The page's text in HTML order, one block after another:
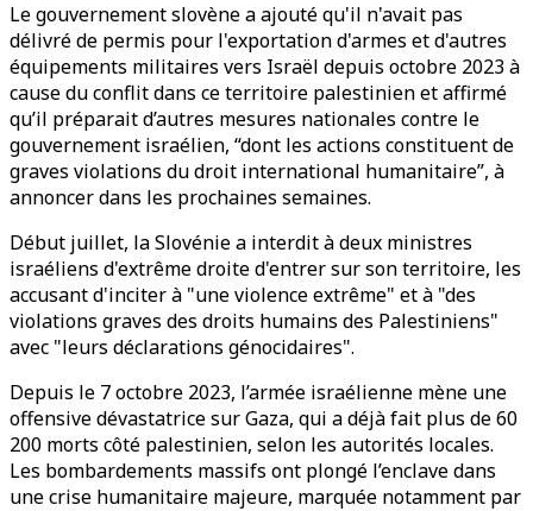
Le gouvernement slovène a ajouté qu'il n'avait pas
délivré de permis pour l'exportation d'armes et d'autres
équipements militaires vers Israël depuis octobre 2023 à
cause du conflit dans ce territoire palestinien et affirmé
qu’il préparait d’autres mesures nationales contre le
gouvernement israélien, “dont les actions constituent de
graves violations du droit international humanitaire”, à
annoncer dans les prochaines semaines.
Début juillet, la Slovénie a interdit à deux ministres
israéliens d'extrême droite d'entrer sur son territoire, les
accusant d'inciter à "une violence extrême" et à "des
violations graves des droits humains des Palestiniens"
avec "leurs déclarations génocidaires".
Depuis le 7 octobre 2023, l’armée israélienne mène une
offensive dévastatrice sur Gaza, qui a déjà fait plus de 60
200 morts côté palestinien, selon les autorités locales.
Les bombardements massifs ont plongé l’enclave dans
une crise humanitaire majeure, marquée notamment par